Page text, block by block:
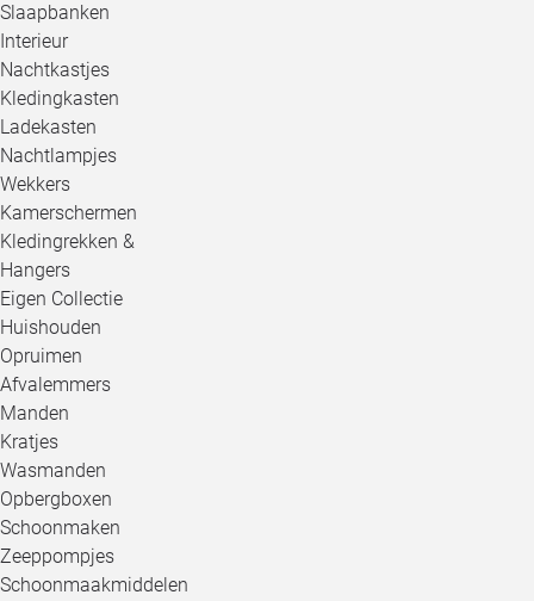
Slaapbanken
Interieur
Nachtkastjes
Kledingkasten
Ladekasten
Nachtlampjes
Wekkers
Kamerschermen
Kledingrekken &
Hangers
Eigen Collectie
Huishouden
Opruimen
Afvalemmers
Manden
Kratjes
Wasmanden
Opbergboxen
Schoonmaken
Zeeppompjes
Schoonmaakmiddelen